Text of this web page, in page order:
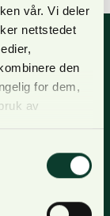
vår. Vi deler
nettstedet
den
for dem,
av